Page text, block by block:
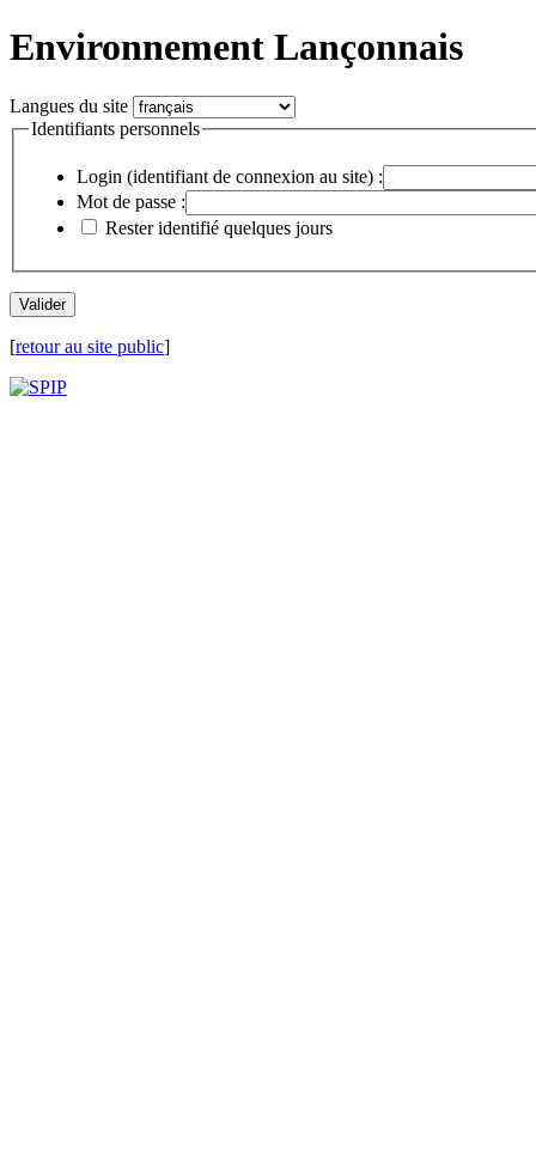
Environnement Lançonnais
Langues du site
Identifiants personnels
Login (identifiant de connexion au site) :
Mot de passe :
Rester identifié quelques jours
[retour au site public]